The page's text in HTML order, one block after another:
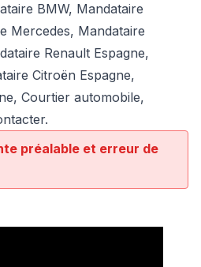
BMW, Mandataire
Mercedes, Mandataire
Renault Espagne,
Citroën Espagne,
Courtier automobile,
préalable et erreur de